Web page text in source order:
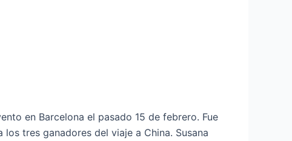
en Barcelona el pasado 15 de febrero. Fue
tres ganadores del viaje a China. Susana